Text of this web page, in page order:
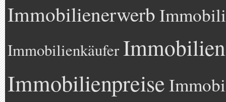
Immobilienerwerb
Immobilienkäufer
Immobilienpreise